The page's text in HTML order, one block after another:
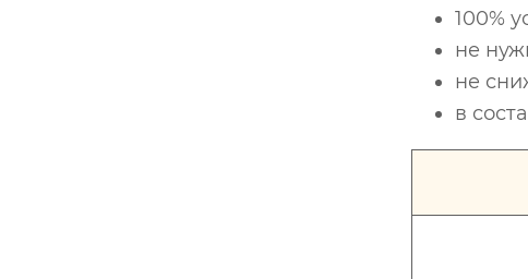
100%
не
не
в